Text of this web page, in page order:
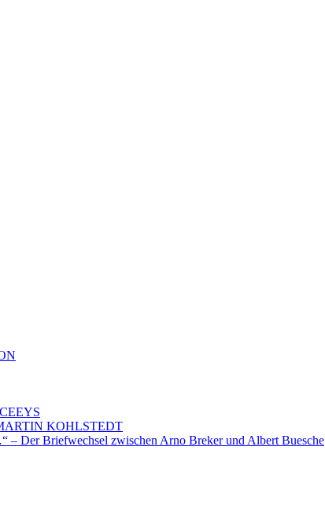
MARTIN KOHLSTEDT
– Der Briefwechsel zwischen Arno Breker und Albert Buesche